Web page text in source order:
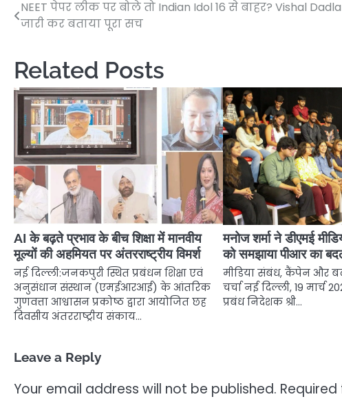
Post
NEET पेपर लीक पर बोले तो Indian Idol 16 से बाहर? Vishal
जारी कर बताया पूरा सच
Related Posts
AI के बढ़ते प्रभाव के बीच शिक्षा में मानवीय
मूल्यों की अहमियत पर अंतरराष्ट्रीय विमर्श
नई दिल्ली:जनकपुरी स्थित प्रबंधन शिक्षा एवं
अनुसंधान संस्थान (एमईआरआई) के आंतरिक
गुणवत्ता आश्वासन प्रकोष्ठ द्वारा आयोजित छह
दिवसीय अंतरराष्ट्रीय संकाय…
मनोज शर्मा ने डीएमई
को समझाया पीआर का
मीडिया संबंध, कैंपेन और
चर्चा नई दिल्ली, 19 मार्च
प्रबंध निदेशक श्री…
Leave a Reply
Your email address will not be published.